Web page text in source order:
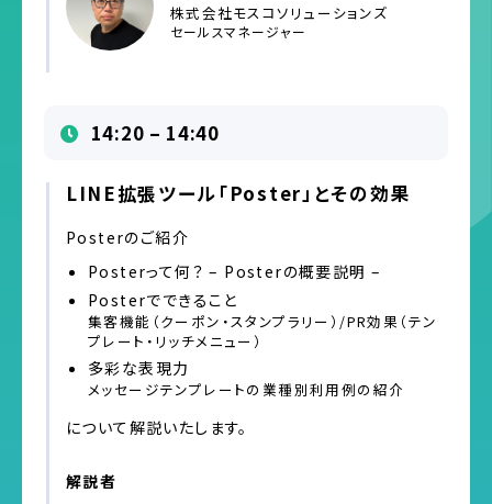
株式会社モスコソリューションズ
セールスマネージャー
14:20 – 14:40
LINE拡張ツール「Poster」とその効果
Posterのご紹介
Posterって何？ – Posterの概要説明 –
Posterでできること
集客機能（クーポン・スタンプラリー）/PR効果（テン
プレート・リッチメニュー）
多彩な表現力
メッセージテンプレートの業種別利用例の紹介
について解説いたします。
解説者